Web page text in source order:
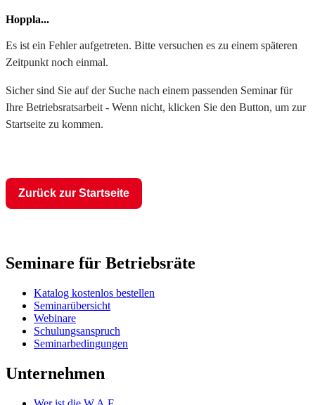
Hoppla...
Es ist ein Fehler aufgetreten. Bitte versuchen es zu einem späteren
Zeitpunkt noch einmal.
Sicher sind Sie auf der Suche nach einem passenden Seminar für
Ihre Betriebsratsarbeit - Wenn nicht, klicken Sie den Button, um zur
Startseite zu kommen.
Zurück zur Startseite
Seminare für Betriebsräte
Katalog kostenlos bestellen
Seminarübersicht
Webinare
Schulungsanspruch
Seminarbedingungen
Unternehmen